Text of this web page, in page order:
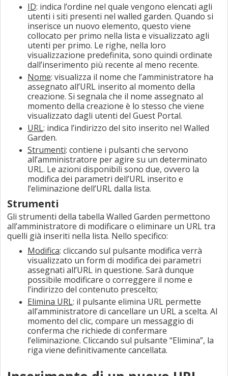
ID: indica l’ordine nel quale vengono elencati agli
utenti i siti presenti nel walled garden. Quando si
inserisce un nuovo elemento, questo viene
collocato per primo nella lista e visualizzato agli
utenti per primo. Le righe, nella loro
visualizzazione predefinita, sono quindi ordinate
dall’inserimento più recente al meno recente.
Nome: visualizza il nome che l’amministratore ha
assegnato all’URL inserito al momento della
creazione. Si segnala che il nome assegnato al
momento della creazione è lo stesso che viene
visualizzato dagli utenti del Guest Portal.
URL: indica l’indirizzo del sito inserito nel Walled
Garden.
Strumenti: contiene i pulsanti che servono
all’amministratore per agire su un determinato
URL. Le azioni disponibili sono due, ovvero la
modifica dei parametri dell’URL inserito e
l’eliminazione dell’URL dalla lista.
Strumenti
Gli strumenti della tabella Walled Garden permettono
all’amministratore di modificare o eliminare un URL tra
quelli già inseriti nella lista. Nello specifico:
Modifica: cliccando sul pulsante modifica verrà
visualizzato un form di modifica dei parametri
assegnati all’URL in questione. Sarà dunque
possibile modificare o correggere il nome e
l’indirizzo del contenuto prescelto;
Elimina URL: il pulsante elimina URL permette
all’amministratore di cancellare un URL a scelta. Al
momento del clic, compare un messaggio di
conferma che richiede di confermare
l’eliminazione. Cliccando sul pulsante “Elimina”, la
riga viene definitivamente cancellata.